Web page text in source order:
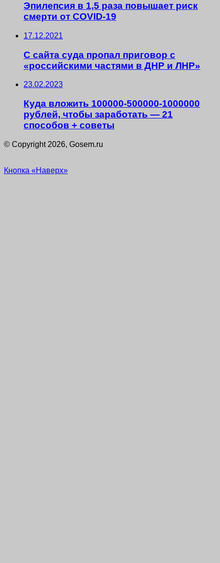
Эпилепсия в 1,5 раза повышает риск
смерти от COVID-19
17.12.2021
С сайта суда пропал приговор с
«российскими частями в ДНР и ЛНР»
23.02.2023
Куда вложить 100000-500000-1000000
рублей, чтобы заработать — 21
способов + советы
© Copyright 2026, Gosem.ru
Кнопка «Наверх»